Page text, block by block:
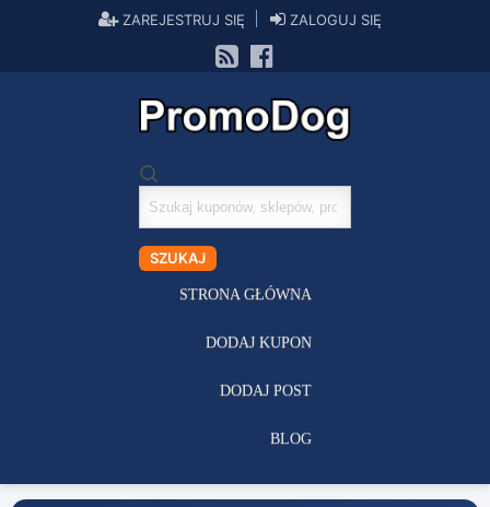
ZAREJESTRUJ SIĘ ZALOGUJ SIĘ
Szukaj
kuponów
SZUKAJ
STRONA GŁÓWNA
DODAJ KUPON
DODAJ POST
BLOG